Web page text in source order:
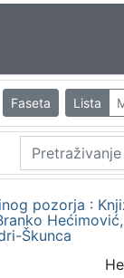
Faseta Lista
pozorja :
Škunca